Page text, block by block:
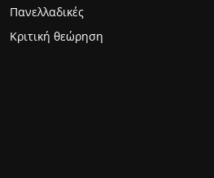
Πανελλαδικές
Κριτική θεώρηση